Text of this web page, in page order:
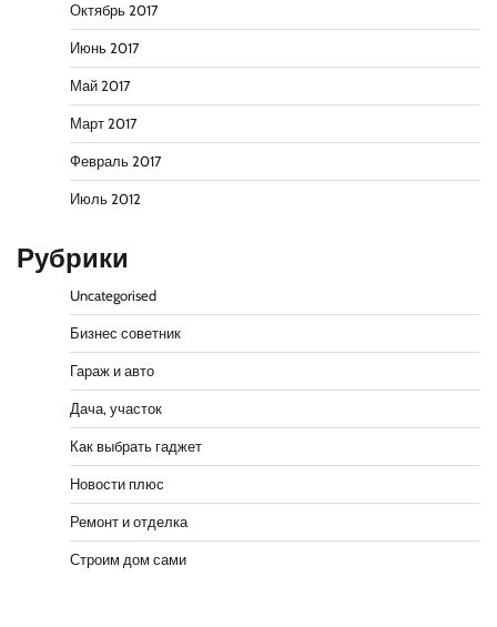
Октябрь 2017
Июнь 2017
Май 2017
Март 2017
Февраль 2017
Июль 2012
Рубрики
Uncategorised
Бизнес советник
Гараж и авто
Дача, участок
Как выбрать гаджет
Новости плюс
Ремонт и отделка
Строим дом сами